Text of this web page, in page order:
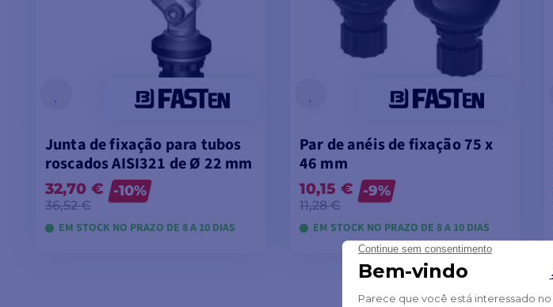
Junta de fixação para tubos
roscados AISI321 de Ø 22 mm
32,70 €
36,52 €
-10%
EM STOCK NO PRAZO DE 8 A 10 DIAS
Par de anéis de fixação 75 x
46 mm
10,15 €
11,28 €
-9%
EM STOCK NO PRAZO DE 8 A 10 DIAS
VER MODELOS